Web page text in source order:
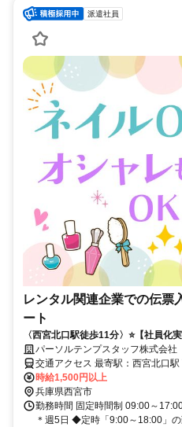
派遣社員
レンタル関連企業での伝票
ート
〈西宮北口駅徒歩11分〉⭐️【社員
経理部門×事務サポート
パーソルテンプスタッフ株式会社
交通アクセス 最寄駅：西宮北口駅 西宮北口駅より徒歩11分 ＊交通費
全額支給
時給1,500円以上
兵庫県西宮市
勤務時間 固定時間制 09:00～
＊週5日 ◆定時「9:00～18:00」